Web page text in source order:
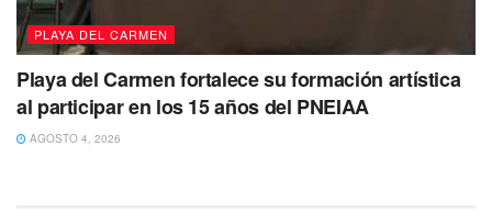
PLAYA DEL CARMEN
Playa del Carmen fortalece su formación artística
al participar en los 15 años del PNEIAA
AGOSTO 4, 2026